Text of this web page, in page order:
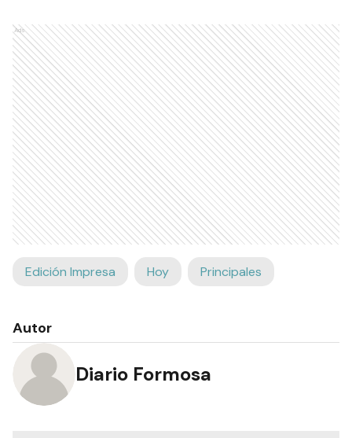
Ads
Edición Impresa Hoy Principales
Autor
Diario Formosa